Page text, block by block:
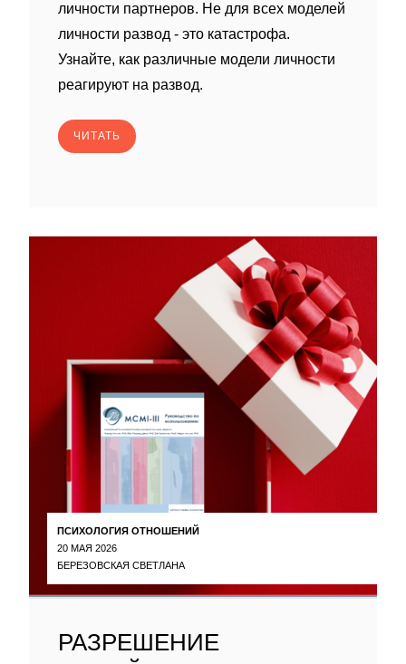
личности партнеров. Не для всех моделей
личности развод - это катастрофа.
Узнайте, как различные модели личности
реагируют на развод.
ЧИТАТЬ
ПСИХОЛОГИЯ ОТНОШЕНИЙ
20 МАЯ 2026
БЕРЕЗОВСКАЯ СВЕТЛАНА
РАЗРЕШЕНИЕ